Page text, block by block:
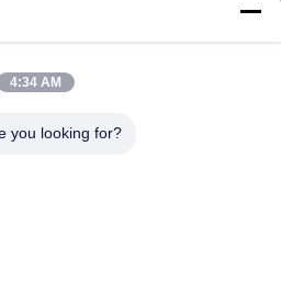
Nous contacterNouvelles
4:34 AM
you looking for?